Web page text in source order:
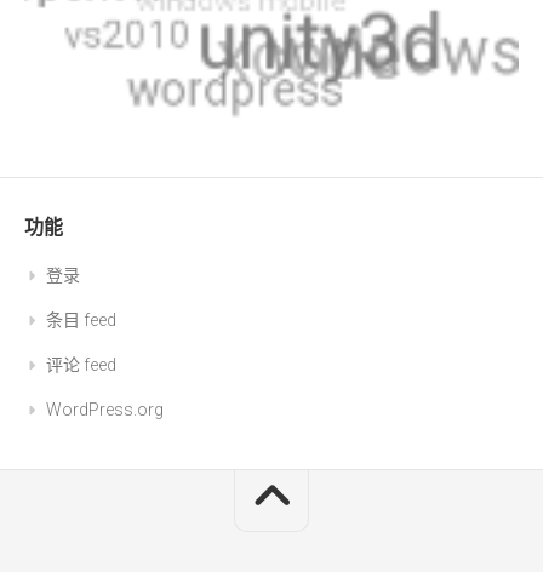
功能
登录
条目 feed
评论 feed
WordPress.org